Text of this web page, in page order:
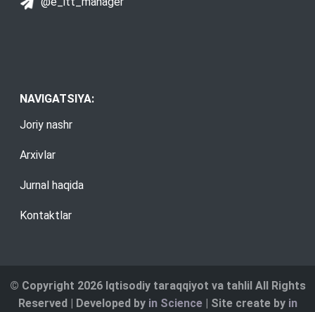
NAVIGATSIYA:
Joriy nashr
Arxivlar
Jurnal haqida
Kontaktlar
© Copyright 2026 Iqtisodiy taraqqiyot va tahlil All Rights
Reserved | Developed by in Science| Site create by in